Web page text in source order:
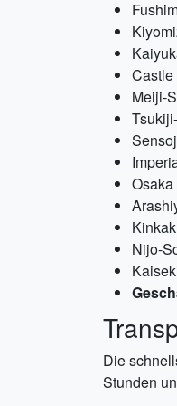
Castle
Meiji-
Nijo-
Die
Stunden